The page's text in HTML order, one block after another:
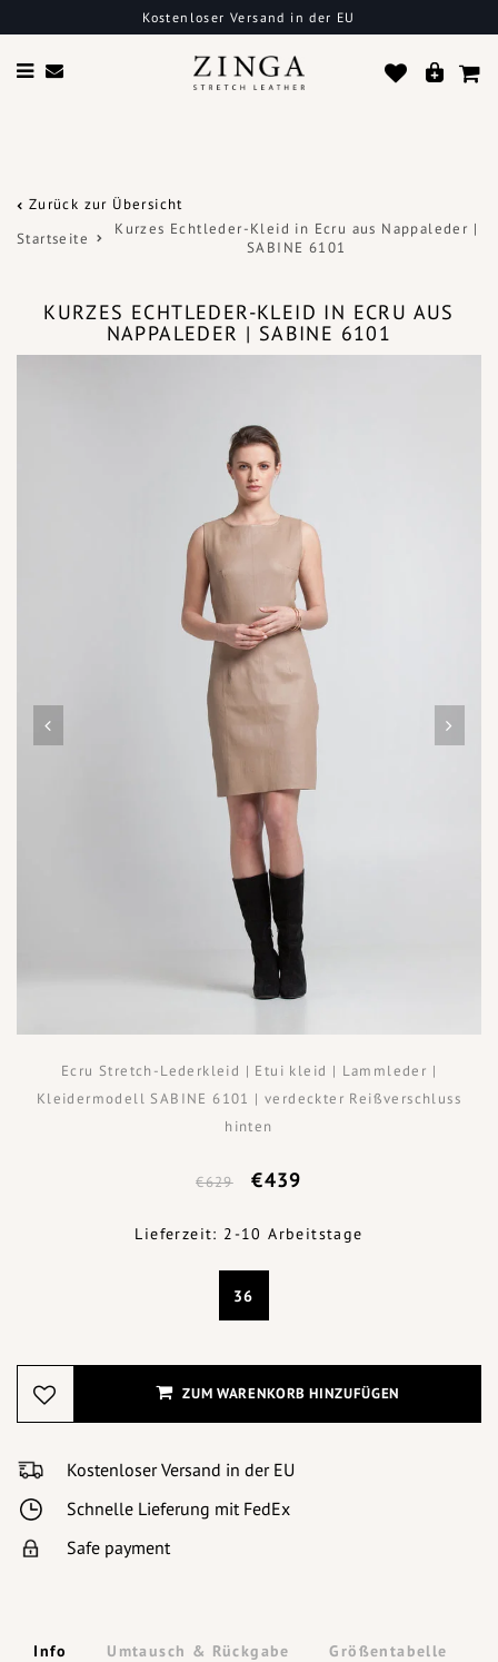
Kostenloser Versand in der EU
Zurück zur Übersicht
Startseite
Kurzes Echtleder-Kleid in Ecru aus Nappaleder |
SABINE 6101
KURZES ECHTLEDER-KLEID IN ECRU AUS
NAPPALEDER | SABINE 6101
Ecru Stretch-Lederkleid | Etui kleid | Lammleder |
Kleidermodell SABINE 6101 | verdeckter Reißverschluss
hinten
€629 €439
Lieferzeit: 2-10 Arbeitstage
36
ZUM WARENKORB HINZUFÜGEN
Kostenloser Versand in der EU
Schnelle Lieferung mit FedEx
Safe payment
Info Umtausch & Rückgabe Größentabelle